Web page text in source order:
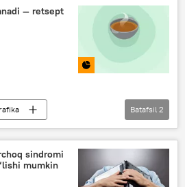
— retsept
Batafsil 2
sindromi
mumkin